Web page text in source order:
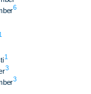
6
1
3
3